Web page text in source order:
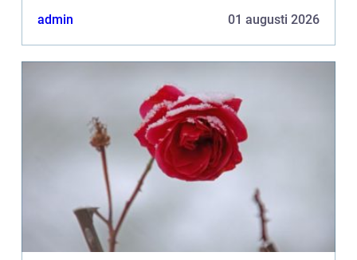
admin 01 augusti 2026